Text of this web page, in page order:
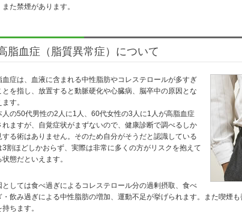
また禁煙があります。
脂血症（脂質異常症）について
血症は、血液に含まれる中性脂肪やコレステロールが多すぎ
とを指し、放置すると動脈硬化や心臓病、脳卒中の原因とな
ます。
人の50代男性の2人に1人、60代女性の3人に1人が高脂血症
れますが、自覚症状がまずないので、健康診断で調べるしか
する術はありません。そのため自分がそうだと認識している
3割ほどしかおらず、実際は非常に多くの方がリスクを抱えて
状態だといえます。
としては食べ過ぎによるコレステロール分の過剰摂取、食べ
・飲み過ぎによる中性脂肪の増加、運動不足が挙げられます。また喫煙
持ちます。